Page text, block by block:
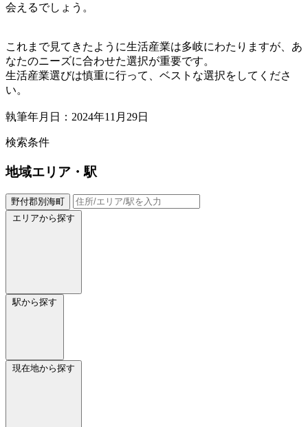
会えるでしょう。
これまで見てきたように生活産業は多岐にわたりますが、あ
なたのニーズに合わせた選択が重要です。
生活産業選びは慎重に行って、ベストな選択をしてくださ
い。
執筆年月日：2024年11月29日
検索条件
地域エリア・駅
野付郡別海町
エリアから探す
駅から探す
現在地から探す